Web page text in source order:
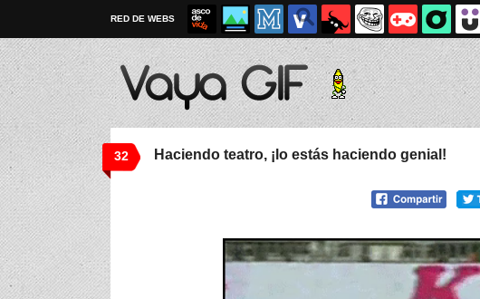
RED DE WEBS
32 Haciendo teatro, ¡lo estás haciendo genial!